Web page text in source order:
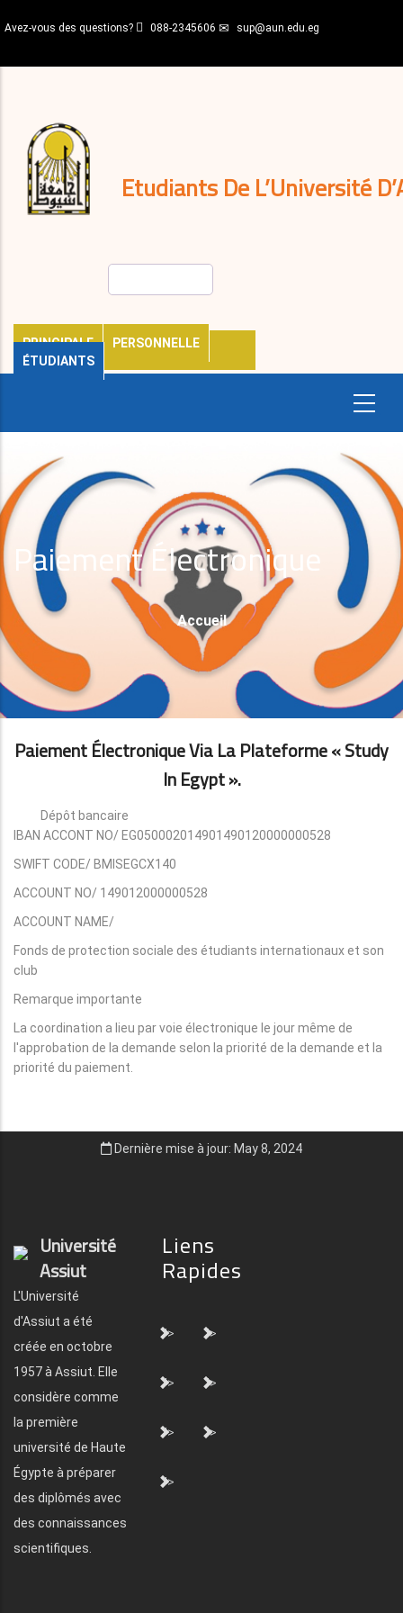
au
principal
Avez-vous des questions? 088-2345606 sup@aun.edu.eg
Etudiants De L’Université
PRINCIPALE
PERSONNELLE
ÉTUDIANTS
décisions
Expatriés
Journal
Paiement Électronique
Fil
D'Ariane
Accueil
Paiement Électronique Via La Plateforme « Study
In Egypt ».
Dépôt bancaire
IBAN ACCONT NO/ EG050002014901490120000000528
SWIFT CODE/ BMISEGCX140
ACCOUNT NO/ 149012000000528
ACCOUNT NAME/
Fonds de protection sociale des étudiants internationaux et son
club
Remarque importante
La coordination a lieu par voie électronique le jour même de
l'approbation de la demande selon la priorité de la demande et la
priorité du paiement.
Dernière mise à jour: May 8, 2024
Université
Assiut
L'Université
d'Assiut a été
créée en octobre
1957 à Assiut. Elle
considère comme
la première
université de Haute
Égypte à préparer
des diplômés avec
des connaissances
scientifiques.
Liens
Rapides
"> ">
"> ">
"> ">
">